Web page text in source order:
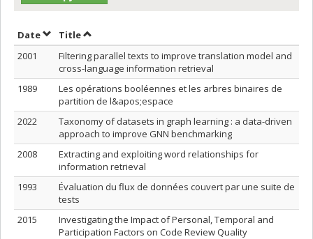
DateSort by date in ascending order
TitleSort by title in ascending order
2001
Filtering parallel texts to improve translation model and
cross-language information retrieval
1989
Les opérations booléennes et les arbres binaires de
partition de l&apos;espace
2022
Taxonomy of datasets in graph learning : a data-driven
approach to improve GNN benchmarking
2008
Extracting and exploiting word relationships for
information retrieval
1993
Évaluation du flux de données couvert par une suite de
tests
2015
Investigating the Impact of Personal, Temporal and
Participation Factors on Code Review Quality